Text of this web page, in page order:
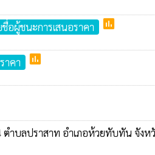
อผู้ชนะการเสนอราคา poll
าคา poll
ตำบลปราสาท อำเภอห้วยทับทัน จังห